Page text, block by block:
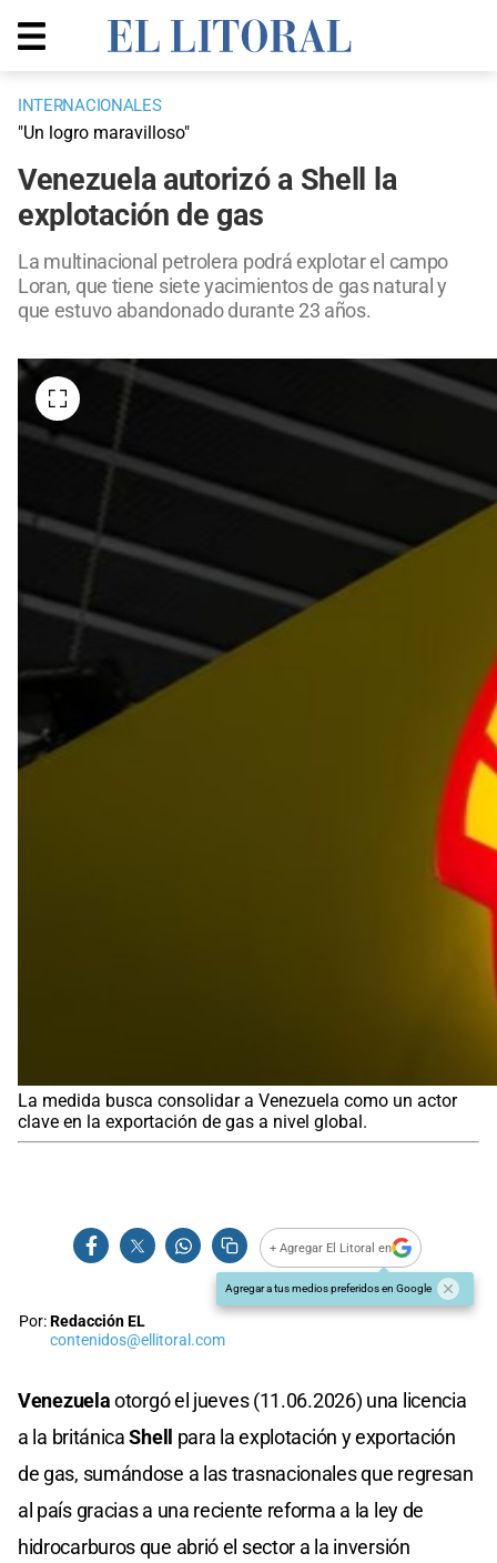
INTERNACIONALES
"Un logro maravilloso"
Venezuela autorizó a Shell la
explotación de gas
La multinacional petrolera podrá explotar el campo
Loran, que tiene siete yacimientos de gas natural y
que estuvo abandonado durante 23 años.
La medida busca consolidar a Venezuela como un actor
clave en la exportación de gas a nivel global.
+ Agregar El Litoral en
Agregar a tus medios preferidos en Google
Por:Redacción EL
contenidos@ellitoral.com
Venezuelaotorgó el jueves (11.06.2026) una licencia
a la británicaShell
para la explotación y exportación
de gas, sumándose a las trasnacionales que regresan
al país gracias a una reciente reforma a la ley de
hidrocarburos que abrió el sector a la inversión